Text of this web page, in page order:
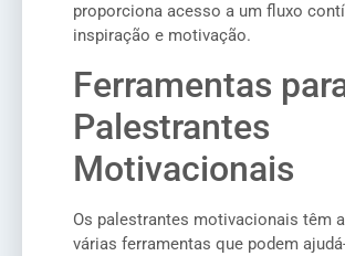
proporciona acesso a um fluxo
inspiração e motivação.
Ferramentas
Palestrantes
Motivacionais
Os palestrantes motivacionais têm
várias ferramentas que podem